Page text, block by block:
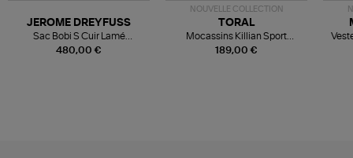
480,00 €
JEROME DREYFUSS
Sac Bobi S Cuir Lamé
Champagne
NOUVELLE COLLECTION
189,00 €
TORAL
Mocassins Killian Sport
Mousse